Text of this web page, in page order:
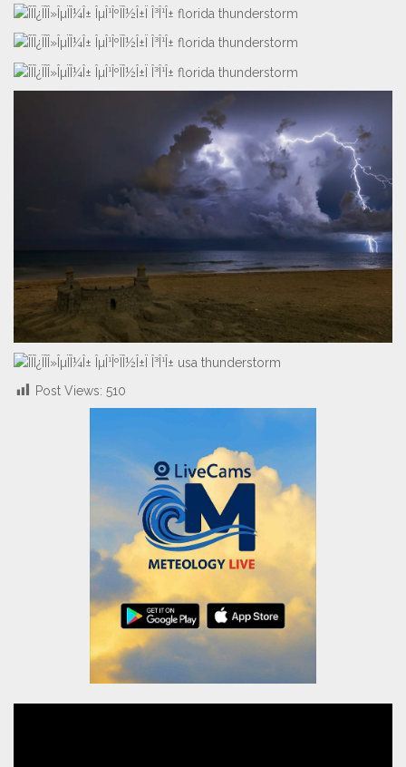
Post Views: 510